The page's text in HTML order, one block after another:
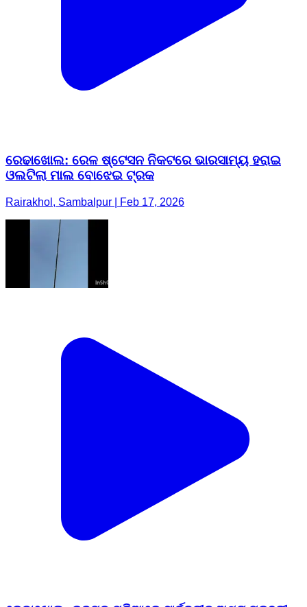
ରେଢାଖୋଲ: ରେଳ ଷ୍ଟେସନ ନିକଟରେ ଭାରସାମ୍ୟ ହରାଇ
ଓଲଟିଲା ମାଲ ବୋଝେଇ ଟ୍ରକ
Rairakhol, Sambalpur | Feb 17, 2026